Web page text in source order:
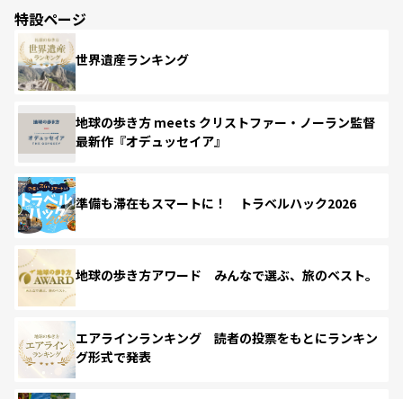
特設ページ
世界遺産ランキング
地球の歩き方 meets クリストファー・ノーラン監督
最新作『オデュッセイア』
準備も滞在もスマートに！ トラベルハック2026
地球の歩き方アワード みんなで選ぶ、旅のベスト。
エアラインランキング 読者の投票をもとにランキン
グ形式で発表